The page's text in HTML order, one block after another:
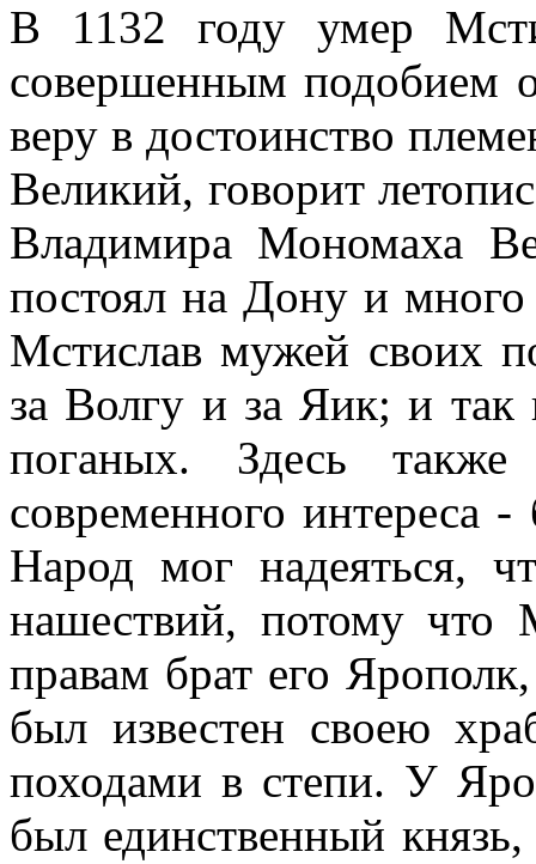
В 1132 году умер
совершенным подобием
веру в достоинство
Великий, говорит
Владимира Мономаха
постоял на Дону и
Мстислав мужей своих
за Волгу и за Яик; и так
поганых. Здесь
современного интереса
Народ мог надеяться,
нашествий, потому что
правам брат его
был известен своею
походами в степи. У
был единственный